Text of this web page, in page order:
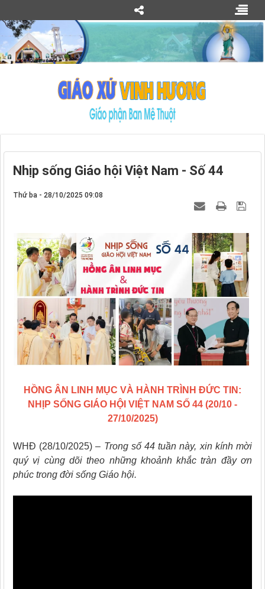
Nhịp sống Giáo hội Việt Nam - Số 44
Thứ ba - 28/10/2025 09:08
HỒNG ÂN LINH MỤC VÀ HÀNH TRÌNH ĐỨC TIN:
NHỊP SỐNG GIÁO HỘI VIỆT NAM SỐ 44 (20/10 -
27/10/2025)
WHĐ (28/10/2025) – Trong số 44 tuần này, xin kính mời
quý vị cùng dõi theo những khoảnh khắc tràn đầy ơn
phúc trong đời sống Giáo hội.